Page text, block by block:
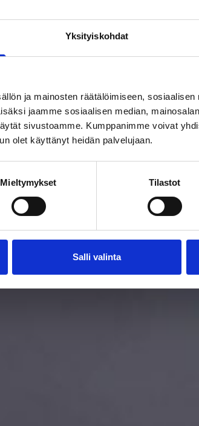
Yksityiskohdat
ja mainosten räätälöimiseen,
jaamme sosiaalisen median,
sivustoamme. Kumppanimme voivat
olet käyttänyt heidän palvelujaan.
Mieltymykset Tilastot
Salli valinta